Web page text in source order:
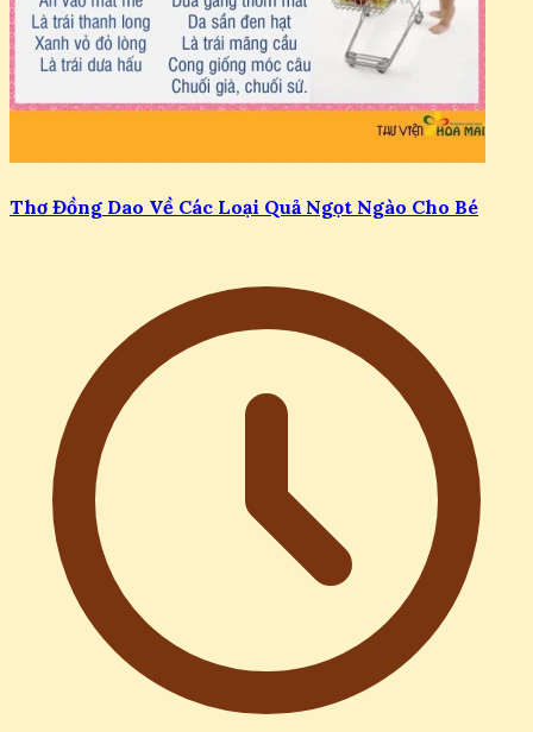
Thơ Đồng Dao Về Các Loại Quả Ngọt Ngào Cho Bé